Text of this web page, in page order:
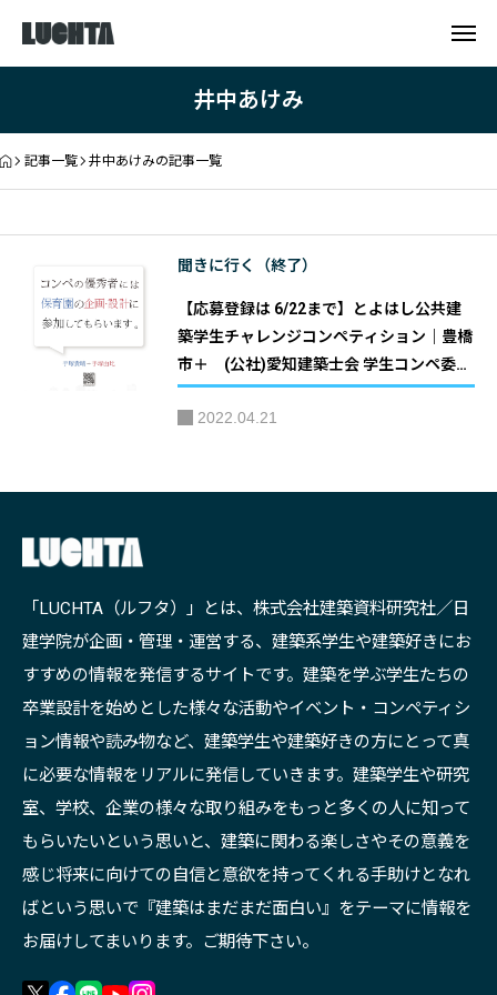
井中あけみ
記事一覧 井中あけみの記事一覧
聞きに行く（終了）
【応募登録は 6/22まで】とよはし公共建
築学生チャレンジコンペティション｜豊橋
市＋ (公社)愛知建築士会 学生コンペ委員
会
2022.04.21
「LUCHTA（ルフタ）」とは、株式会社建築資料研究社／日
建学院が企画・管理・運営する、建築系学生や建築好きにお
すすめの情報を発信するサイトです。建築を学ぶ学生たちの
卒業設計を始めとした様々な活動やイベント・コンペティシ
ョン情報や読み物など、建築学生や建築好きの方にとって真
に必要な情報をリアルに発信していきます。建築学生や研究
室、学校、企業の様々な取り組みをもっと多くの人に知って
もらいたいという思いと、建築に関わる楽しさやその意義を
感じ将来に向けての自信と意欲を持ってくれる手助けとなれ
ばという思いで『建築はまだまだ面白い』をテーマに情報を
お届けしてまいります。ご期待下さい。